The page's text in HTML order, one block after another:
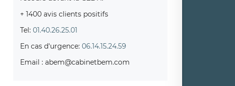
+ 1400 avis clients positifs
Tel:01.40.26.25.01
En cas d'urgence:06.14.15.24.59
Email : abem@cabinetbem.com